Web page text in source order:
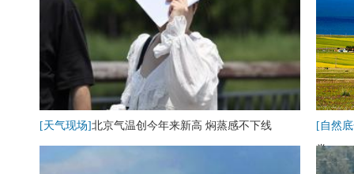
[天气现场]北京气温创今年来新高 焖蒸感不下线
[自然
卷